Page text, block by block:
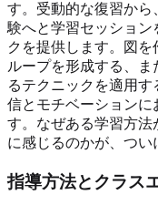
す。受動的な復習か
験へと学習セッショ
クを提供します。図
ループを形成する、
るテクニックを適用
信とモチベーションに
す。なぜある学習方法
に感じるのかが、つい
指導方法とクラス